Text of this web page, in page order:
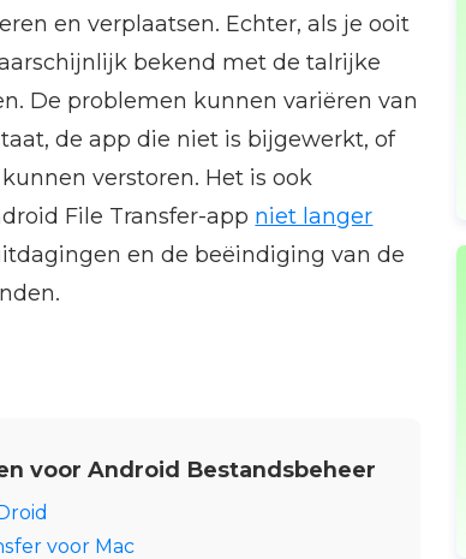
en verplaatsen. Echter, als je ooit
bekend met de talrijke
De problemen kunnen variëren van
de app die niet is bijgewerkt, of
verstoren. Het is ook
File Transfer-app niet langer
en de beëindiging van de
voor Android Bestandsbeheer
voor Mac